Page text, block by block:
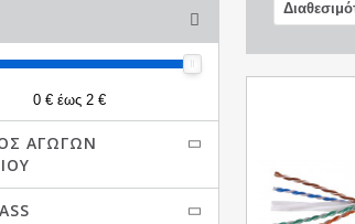
0 € έως 2 €
ΑΓΩΓΏΝ